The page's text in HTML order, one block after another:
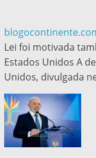
Lei foi motivada
Estados Unidos A
Unidos, divulgada